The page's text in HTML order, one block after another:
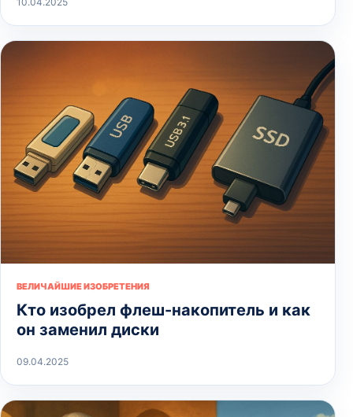
ВЕЛИЧАЙШИЕ ИЗОБРЕТЕНИЯ
Кто изобрел флеш-накопитель и как
он заменил диски
09.04.2025